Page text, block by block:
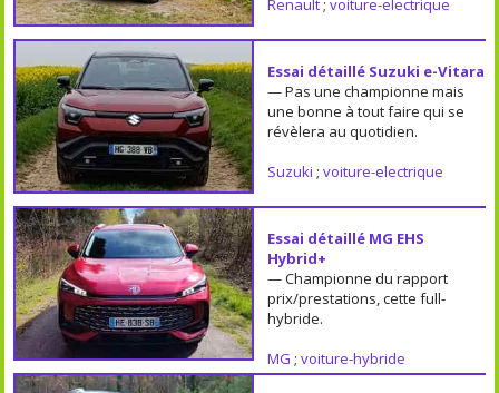
Renault; voiture-electrique
Essai détaillé Suzuki e-Vitara
— Pas une championne mais
une bonne à tout faire qui se
révèlera au quotidien.
Suzuki ; voiture-electrique
Essai détaillé MG EHS
Hybrid+
— Championne du rapport
prix/prestations, cette full-
hybride.
MG ; voiture-hybride